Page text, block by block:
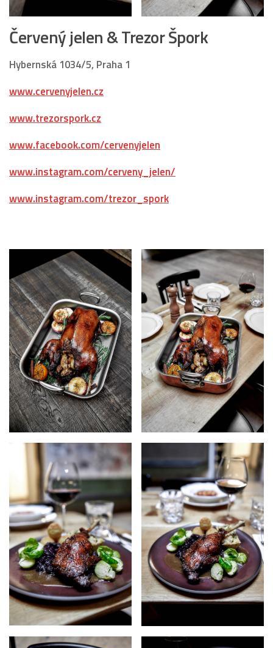
Červený jelen & Trezor Špork
Hybernská 1034/5, Praha 1
www.cervenyjelen.cz
www.trezorspork.cz
www.facebook.com/cervenyjelen
www.instagram.com/cerveny_jelen/
www.instagram.com/trezor_spork